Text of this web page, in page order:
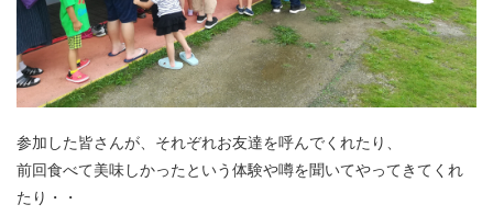
参加した皆さんが、それぞれお友達を呼んでくれたり、
前回食べて美味しかったという体験や噂を聞いてやってきてくれ
たり・・